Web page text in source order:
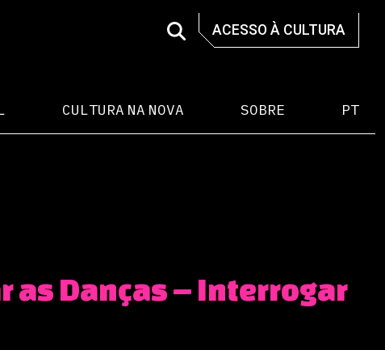
ACESSO À CULTURA
CULTURA NA NOVA SOBRE PT
as Danças – Interrogar